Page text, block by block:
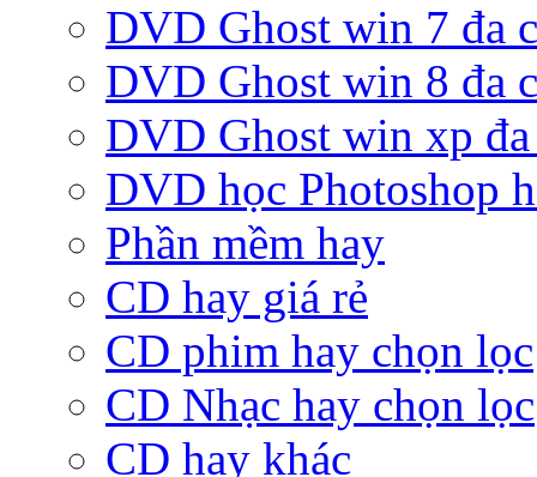
DVD Ghost win 7 đa
DVD Ghost win 8 đa
DVD Ghost win xp
DVD học Photoshop
Phần mềm hay
CD hay giá rẻ
CD phim hay chọn lọc
CD Nhạc hay chọn lọc
CD hay khác